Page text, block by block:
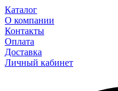
Каталог
О компании
Контакты
Оплата
Доставка
Личный кабинет